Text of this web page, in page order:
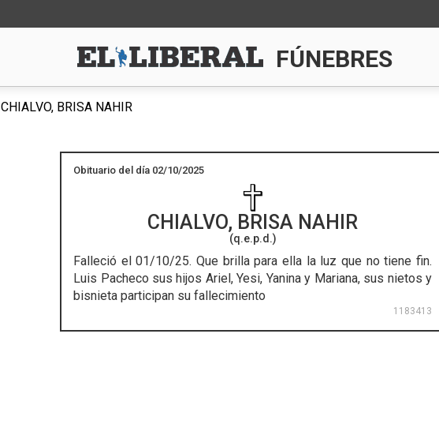
FÚNEBRES
CHIALVO, BRISA NAHIR
Obituario del día 02/10/2025
CHIALVO, BRISA NAHIR
(q.e.p.d.)
Falleció el 01/10/25. Que brilla para ella la luz que no tiene fin.
Luis Pacheco sus hijos Ariel, Yesi, Yanina y Mariana, sus nietos y
bisnieta participan su fallecimiento
1183413